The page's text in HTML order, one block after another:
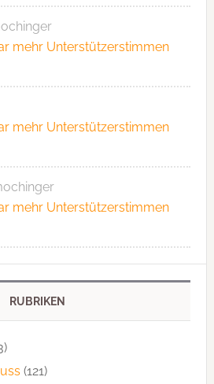
mehr Unterstützerstimmen
mehr Unterstützerstimmen
mehr Unterstützerstimmen
RUBRIKEN
(121)